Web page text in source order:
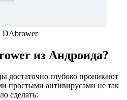
DAbrower
из Андроида?
достаточно глубоко проникают
простыми антивирусами не так
сделать: